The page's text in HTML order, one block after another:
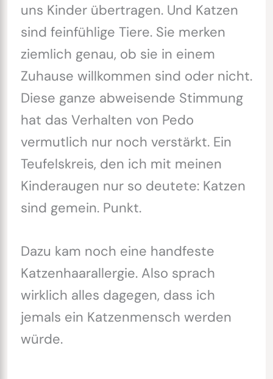
uns Kinder übertragen. Und Katzen
sind feinfühlige Tiere. Sie merken
ziemlich genau, ob sie in einem
Zuhause willkommen sind oder nicht.
Diese ganze abweisende Stimmung
hat das Verhalten von Pedo
vermutlich nur noch verstärkt. Ein
Teufelskreis, den ich mit meinen
Kinderaugen nur so deutete: Katzen
sind gemein. Punkt.
Dazu kam noch eine handfeste
Katzenhaarallergie. Also sprach
wirklich alles dagegen, dass ich
jemals ein Katzenmensch werden
würde.